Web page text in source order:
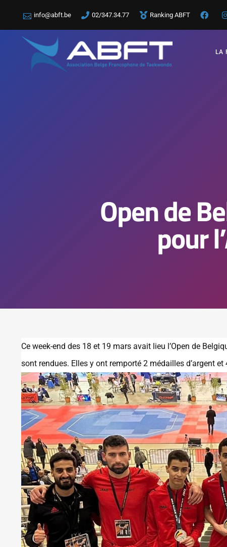
info@abft.be 02/347.34.77 Ranking ABFT
LA
Open de
pour
Ce week-end des 18 et 19 mars avait lieu l’Open de
sont rendues. Elles y ont remporté 2 médailles d’argent